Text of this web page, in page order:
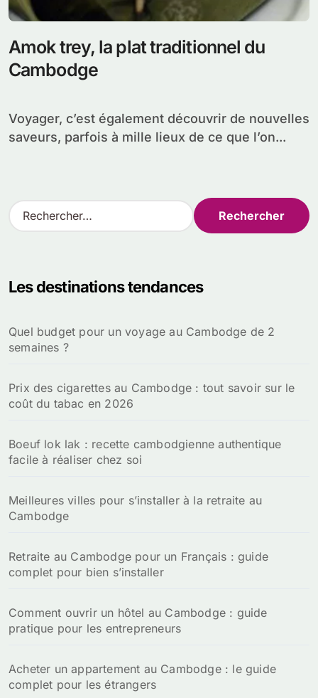
Amok trey, la plat traditionnel du
Cambodge
Voyager, c’est également découvrir de nouvelles
saveurs, parfois à mille lieux de ce que l’on...
R
e
r
e
r
Les destinations tendances
Quel budget pour un voyage au Cambodge de 2
semaines ?
Prix des cigarettes au Cambodge : tout savoir sur le
coût du tabac en 2026
Boeuf lok lak : recette cambodgienne authentique
facile à réaliser chez soi
Meilleures villes pour s’installer à la retraite au
Cambodge
Retraite au Cambodge pour un Français : guide
complet pour bien s’installer
Comment ouvrir un hôtel au Cambodge : guide
pratique pour les entrepreneurs
Acheter un appartement au Cambodge : le guide
complet pour les étrangers